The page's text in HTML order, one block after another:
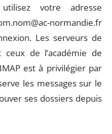
votre adresse
normandie.fr
Les serveurs de
de l’académie de
est à privilégier par
les messages sur le
ses dossiers depuis